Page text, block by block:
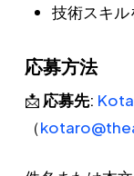
技術スキ
応募方法
📩 応募先:
（